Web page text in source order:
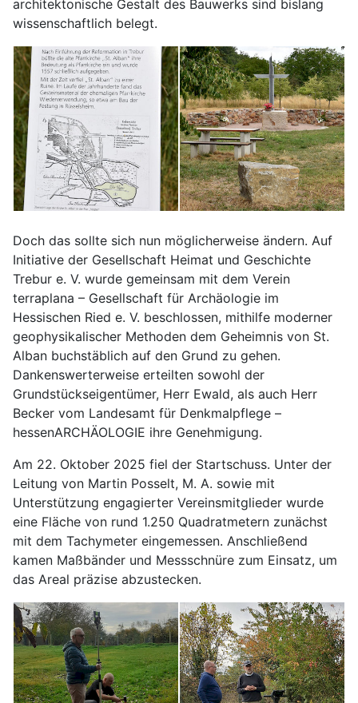
architektonische Gestalt des Bauwerks sind bislang
wissenschaftlich belegt.
Doch das sollte sich nun möglicherweise ändern. Auf
Initiative der Gesellschaft Heimat und Geschichte
Trebur e. V. wurde gemeinsam mit dem Verein
terraplana – Gesellschaft für Archäologie im
Hessischen Ried e. V. beschlossen, mithilfe moderner
geophysikalischer Methoden dem Geheimnis von St.
Alban buchstäblich auf den Grund zu gehen.
Dankenswerterweise erteilten sowohl der
Grundstückseigentümer, Herr Ewald, als auch Herr
Becker vom Landesamt für Denkmalpflege –
hessenARCHÄOLOGIE ihre Genehmigung.
Am 22. Oktober 2025 fiel der Startschuss. Unter der
Leitung von Martin Posselt, M. A. sowie mit
Unterstützung engagierter Vereinsmitglieder wurde
eine Fläche von rund 1.250 Quadratmetern zunächst
mit dem Tachymeter eingemessen. Anschließend
kamen Maßbänder und Messschnüre zum Einsatz, um
das Areal präzise abzustecken.